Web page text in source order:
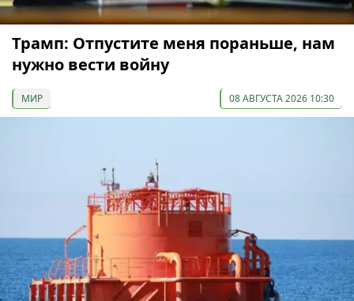
Трамп: Отпустите меня пораньше, нам
нужно вести войну
МИР 08 АВГУСТА 2026 10:30